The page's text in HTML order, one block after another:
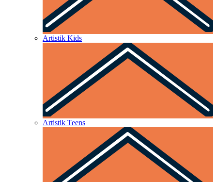
Artistik Kids
Artistik Teens